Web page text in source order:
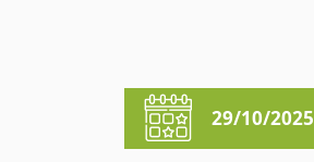
29/10/2025